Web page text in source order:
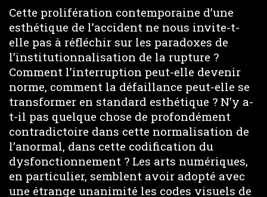
Cette prolifération contemporaine d’une
esthétique de l’accident ne nous invite-t-
elle pas à réfléchir sur les paradoxes de
l’institutionnalisation de la rupture ?
Comment l’interruption peut-elle devenir
norme, comment la défaillance peut-elle se
transformer en standard esthétique ? N’y a-
t-il pas quelque chose de profondément
contradictoire dans cette normalisation de
l’anormal, dans cette codification du
dysfonctionnement ? Les arts numériques,
en particulier, semblent avoir adopté avec
une étrange unanimité les codes visuels de